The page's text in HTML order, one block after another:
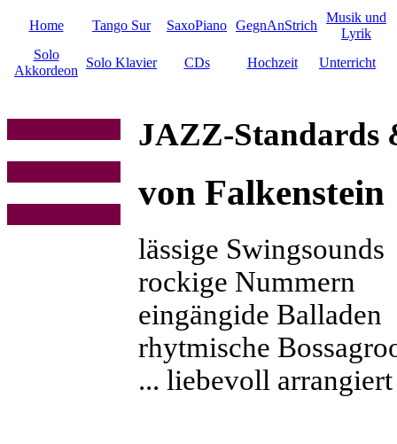
Home Tango Sur SaxoPiano GegnAnStrich
Musik und
Lyrik
Solo
Akkordeon
Solo Klavier CDs Hochzeit Unterricht
JAZZ-Standards
von Falkenstein
lässige Swingsounds
rockige Nummern
eingängide Balladen
rhytmische
... liebevoll arrangiert